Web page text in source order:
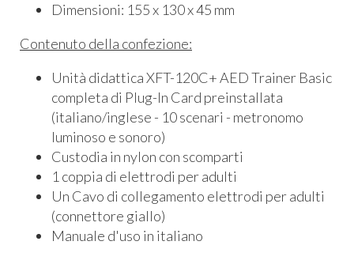
Dimensioni: 155 x 130 x 45 mm
Contenuto della confezione:
Unità didattica XFT-120C+ AED Trainer Basic
completa di Plug-In Card preinstallata
(italiano/inglese - 10 scenari - metronomo
luminoso e sonoro)
Custodia in nylon con scomparti
1 coppia di elettrodi per adulti
Un Cavo di collegamento elettrodi per adulti
(connettore giallo)
Manuale d'uso in italiano